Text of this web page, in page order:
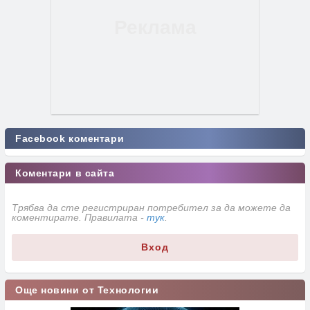
Facebook коментари
Коментари в сайта
Трябва да сте регистриран потребител за да можете да
коментирате. Правилата - тук.
Вход
Още новини от Технологии